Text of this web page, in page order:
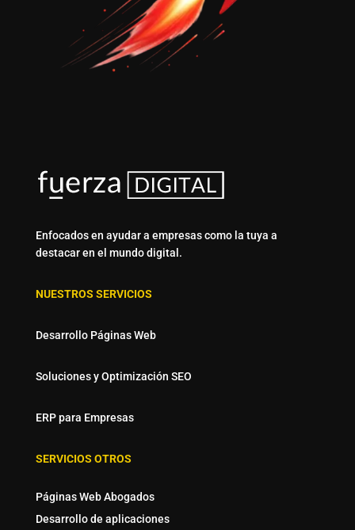
Enfocados en ayudar a empresas como la tuya a
destacar en el mundo digital.
NUESTROS SERVICIOS
Desarrollo Páginas Web
Soluciones y Optimización SEO
ERP para Empresas
SERVICIOS OTROS
Páginas Web Abogados
Desarrollo de aplicaciones